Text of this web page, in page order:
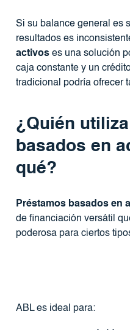
Si su balance general es
resultados es
activoses una solución
caja constante y un
tradicional podría ofrecer
¿Quién
basados ​​en
qué?
Préstamos basados ​​en
de financiación versátil
poderosa para ciertos
ABL es ideal para: